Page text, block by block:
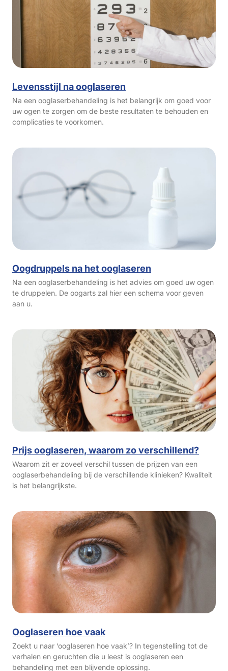
Levensstijl na ooglaseren
Na een ooglaserbehandeling is het belangrijk om goed voor
uw ogen te zorgen om de beste resultaten te behouden en
complicaties te voorkomen.
Oogdruppels na het ooglaseren
Na een ooglaserbehandeling is het advies om goed uw ogen
te druppelen. De oogarts zal hier een schema voor geven
aan u.
Prijs ooglaseren, waarom zo verschillend?
Waarom zit er zoveel verschil tussen de prijzen van een
ooglaserbehandeling bij de verschillende klinieken? Kwaliteit
is het belangrijkste.
Ooglaseren hoe vaak
Zoekt u naar ‘ooglaseren hoe vaak’? In tegenstelling tot de
verhalen en geruchten die u leest is ooglaseren een
behandeling met een blijvende oplossing.